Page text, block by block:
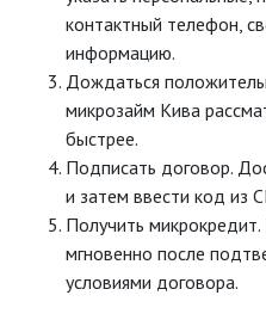
контактный телефон,
информацию.
Дождаться
микрозайм Кива
быстрее.
Подписать договор.
и затем ввести код из
Получить
мгновенно после
условиями договора.